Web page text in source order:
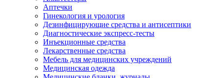
Аптечки
Гинекология и урология
Дезинфицирующие средства и антисептики
Диагностические экспресс-тесты
Инъекционные средства
Лекарственные средства
Мебель для медицинских учреждений
Медицинская одежда